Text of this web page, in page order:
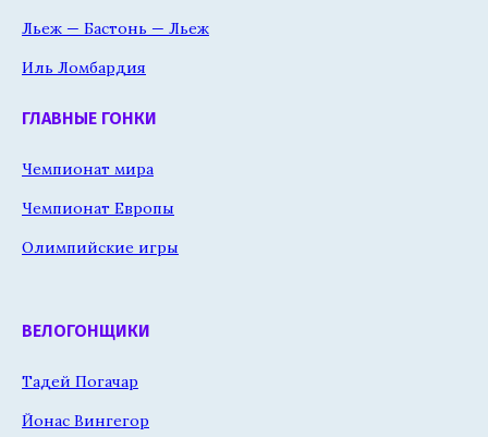
Льеж — Бастонь — Льеж
Иль Ломбардия
ГЛАВНЫЕ ГОНКИ
Чемпионат мира
Чемпионат Европы
Олимпийские игры
ВЕЛОГОНЩИКИ
Тадей Погачар
Йонас Вингегор